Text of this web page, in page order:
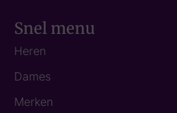
Snel menu
Heren
Dames
Merken